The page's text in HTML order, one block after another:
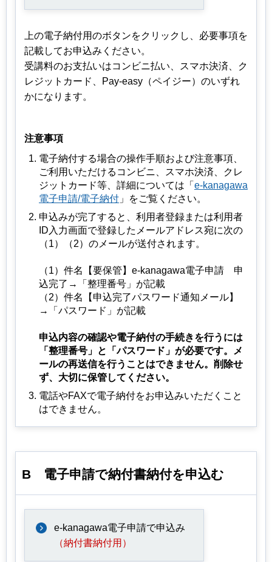
上の電子納付用のボタンをクリックし、必要事項を
記載してお申込みください。
受講料のお支払いはコンビニ払い、スマホ決済、ク
レジットカード、Pay-easy（ペイジー）のいずれ
かになります。
注意事項
電子納付する場合の操作手順および注意事項、
ご利用いただけるコンビニ、スマホ決済、クレ
ジットカード等、詳細については「 e-kanagawa
電子申請/電子納付 」をご覧ください。
申込みが完了すると、利用者登録または利用者
ID入力画面で登録したメールアドレス宛に次の
（1）（2）のメールが送付されます。
（1）件名【要保管】e-kanagawa電子申請 申
込完了→「整理番号」が記載
（2）件名【申込完了パスワード通知メール】
→「パスワード」が記載
申込内容の確認や電子納付の手続きを行うには
「整理番号」と「パスワード」が必要です。メ
ールの再送信を行うことはできません。削除せ
ず、大切に保管してください。
電話やFAXで電子納付をお申込みいただくこと
はできません。
B 電子申請で納付書納付を申込む
e-kanagawa電子申請で申込み
（納付書納付用）